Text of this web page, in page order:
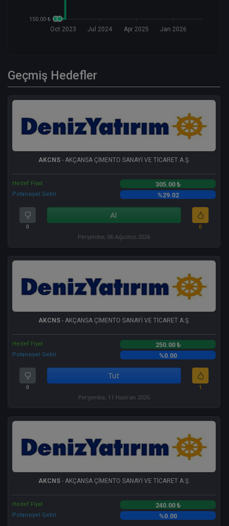
150.00 ₺
Oct 2023 Jul 2024 Apr 2025 Jan 2026
Geçmiş Hedefler
AKCNS- AKÇANSA ÇİMENTO SANAYİ VE TİCARET A.Ş.
Hedef Fiyat 305.00 ₺
Potansiyel Getiri %29.02
0
Al
0
Perşembe, 06 Ağustos 2026
AKCNS- AKÇANSA ÇİMENTO SANAYİ VE TİCARET A.Ş.
Hedef Fiyat 250.00 ₺
Potansiyel Getiri %0.00
0
Tut
1
Perşembe, 11 Haziran 2026
AKCNS- AKÇANSA ÇİMENTO SANAYİ VE TİCARET A.Ş.
Hedef Fiyat 240.00 ₺
Potansiyel Getiri %0.00